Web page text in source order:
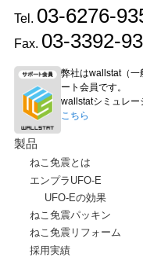
Tel. 03-6276-
Fax. 03-3392-
弊社はwallstat（
ート会員です。
wallstatシミュレー
こちら
製品
ねこ免震とは
エンプラUFO-E
UFO-Eの効果
ねこ免震パッキン
ねこ免震リフォーム
採用実績